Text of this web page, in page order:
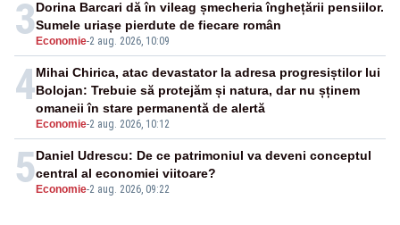
3 Economie-2 aug. 2026, 10:09
Dorina Barcari dă în vileag șmecheria înghețării pensiilor.
Sumele uriașe pierdute de fiecare român
4
Economie-2 aug. 2026, 10:12
Mihai Chirica, atac devastator la adresa progresiștilor lui
Bolojan: Trebuie să protejăm și natura, dar nu șținem
omaneii în stare permanentă de alertă
5 Economie-2 aug. 2026, 09:22
Daniel Udrescu: De ce patrimoniul va deveni conceptul
central al economiei viitoare?